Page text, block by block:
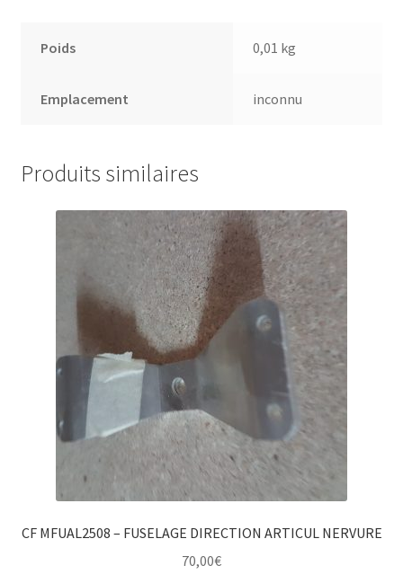
Poids 0,01 kg
Emplacement inconnu
Produits similaires
CF MFUAL2508 – FUSELAGE DIRECTION ARTICUL NERVURE
70,00€